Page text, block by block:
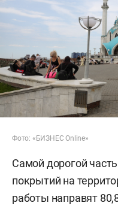
Фото: «БИЗНЕС Online»
Самой дорогой
покрытий на
работы направят